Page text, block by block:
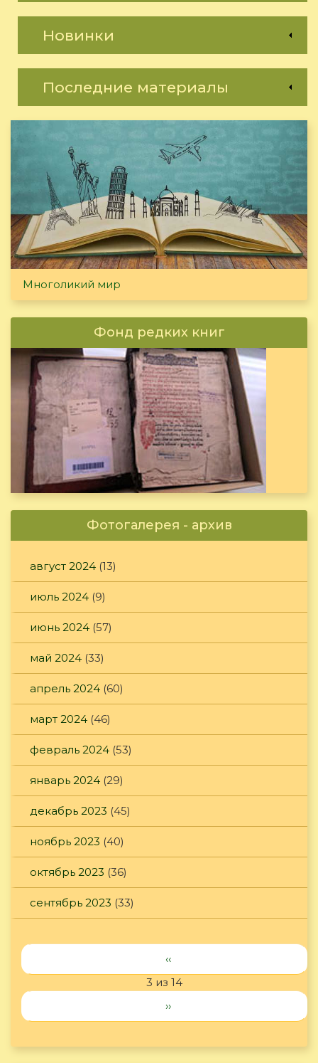
Новинки
Последние материалы
Многоликий мир
Фонд редких книг
Фотогалерея - архив
август 2024 (13)
июль 2024 (9)
июнь 2024 (57)
май 2024 (33)
апрель 2024 (60)
март 2024 (46)
февраль 2024 (53)
январь 2024 (29)
декабрь 2023 (45)
ноябрь 2023 (40)
октябрь 2023 (36)
сентябрь 2023 (33)
‹‹
3 из 14
››